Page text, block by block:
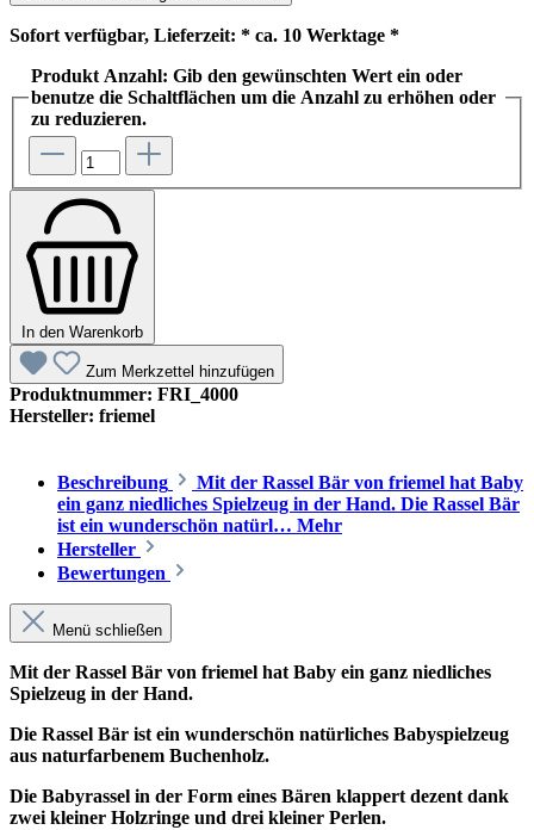
Sofort verfügbar, Lieferzeit: * ca. 10 Werktage *
Produkt Anzahl: Gib den gewünschten Wert ein oder
benutze die Schaltflächen um die Anzahl zu erhöhen oder
zu reduzieren.
In den Warenkorb
Zum Merkzettel hinzufügen
Produktnummer: FRI_4000
Hersteller: friemel
Beschreibung
Mit der Rassel Bär von friemel hat Baby
ein ganz niedliches Spielzeug in der Hand. Die Rassel Bär
ist ein wunderschön natürl… Mehr
Hersteller
Bewertungen
Menü schließen
Mit der Rassel Bär von friemel hat Baby ein ganz niedliches
Spielzeug in der Hand.
Die Rassel Bär ist ein wunderschön natürliches Babyspielzeug
aus naturfarbenem Buchenholz.
Die Babyrassel in der Form eines Bären klappert dezent dank
zwei kleiner Holzringe und drei kleiner Perlen.